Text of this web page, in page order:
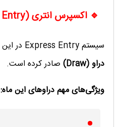
🔹 اکسپرس انتری (Express Entry)
سیستم Express Entry در این ماه
دراو (Draw)
صادر کرده است.
ویژگی‌های مهم دراوهای این ماه: